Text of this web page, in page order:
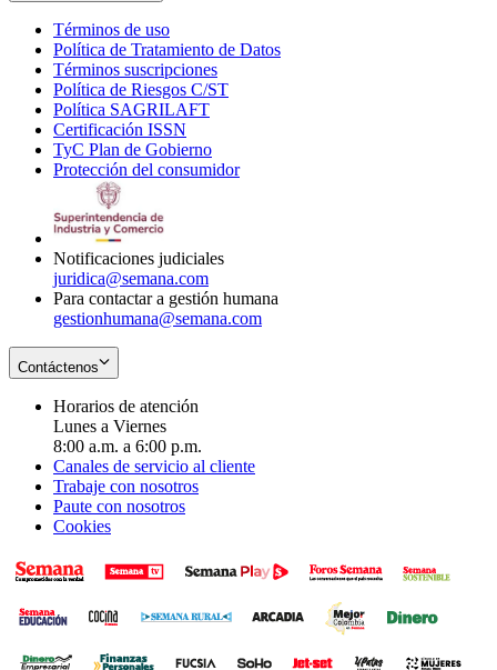
Términos de uso
in
new
window
Política de Tratamiento de Datos
Términos suscripciones
in
Política de Riesgos C/ST
Política SAGRILAFT
new
window
Certificación ISSN
in
new
TyC Plan de Gobierno
in
Protección del consumidorOpens
Notificaciones judiciales
juridica@semana.com
Para contactar a gestión humana
gestionhumana@semana.com
Contáctenos
Horarios de atención
Lunes a Viernes
8:00 a.m. a 6:00 p.m.
Canales de servicio al cliente
Trabaje con nosotros
Paute con nosotros
Cookies